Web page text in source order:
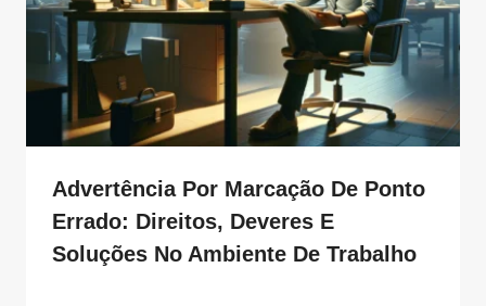
Advertência Por Marcação De Ponto
Errado: Direitos, Deveres E
Soluções No Ambiente De Trabalho